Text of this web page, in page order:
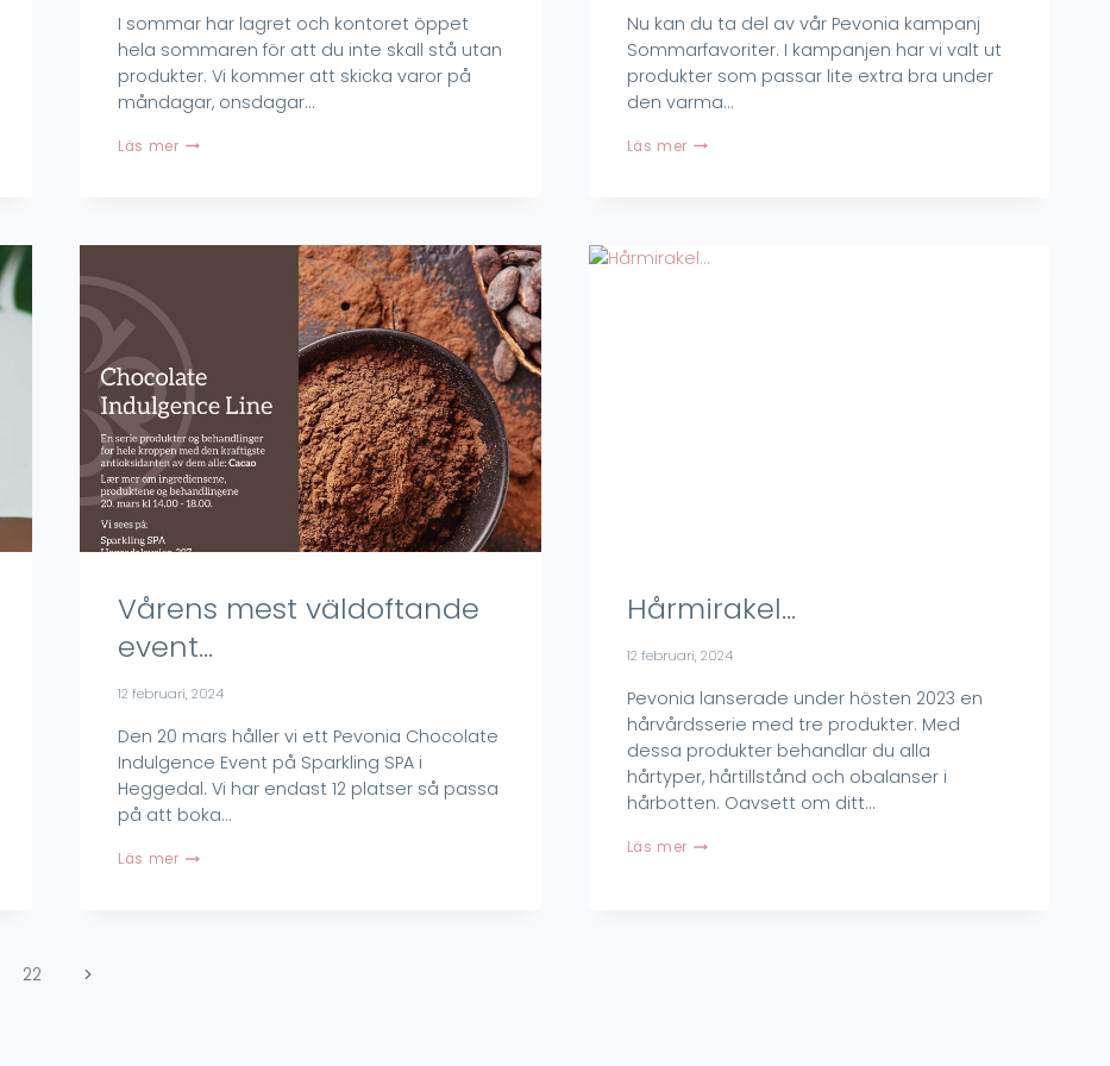
I sommar har lagret och kontoret öppet
hela sommaren för att du inte skall stå utan
produkter. Vi kommer att skicka varor på
måndagar, onsdagar…
Läs merSommaröppet
Nu kan du ta del av vår Pevonia kampanj
Sommarfavoriter. I kampanjen har vi valt ut
produkter som passar lite extra bra under
den varma…
Läs merSommarfavoriter.
Vårens mest väldoftande
event…
12 februari, 2024
Den 20 mars håller vi ett Pevonia Chocolate
Indulgence Event på Sparkling SPA i
Heggedal. Vi har endast 12 platser så passa
på att boka…
Läs merVårens
Hårmirakel…
12 februari, 2024
Pevonia lanserade under hösten 2023 en
hårvårdsserie med tre produkter. Med
dessa produkter behandlar du alla
hårtyper, hårtillstånd och obalanser i
hårbotten. Oavsett om ditt…
Läs merHårmirakel…
22
Next